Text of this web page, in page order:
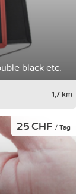
black etc.
1,7 km
25 CHF / Tag